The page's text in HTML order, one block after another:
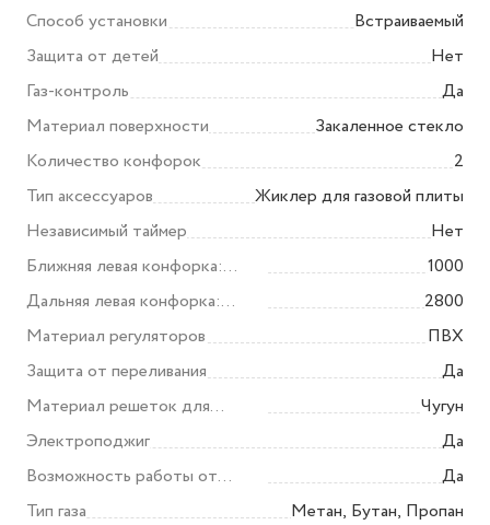
Способ установки
Встраиваемый
Защита от детей
Нет
Газ-контроль
Да
Материал поверхности
Закаленное стекло
Количество конфорок
2
Тип аксессуаров
Жиклер для газовой плиты
Независимый таймер
Нет
Ближняя левая конфорка:
мощность
1000
Дальняя левая конфорка:
мощность
2800
Материал регуляторов
ПВХ
Защита от переливания
Да
Материал решеток для
готовки
Чугун
Электроподжиг
Да
Возможность работы от
газового баллона
Да
Тип газа
Метан, Бутан, Пропан